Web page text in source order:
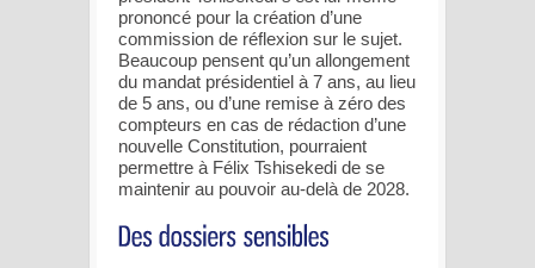
prononcé pour la création d’une
commission de réflexion sur le sujet.
Beaucoup pensent qu’un allongement
du mandat présidentiel à 7 ans, au lieu
de 5 ans, ou d’une remise à zéro des
compteurs en cas de rédaction d’une
nouvelle Constitution, pourraient
permettre à Félix Tshisekedi de se
maintenir au pouvoir au-delà de 2028.